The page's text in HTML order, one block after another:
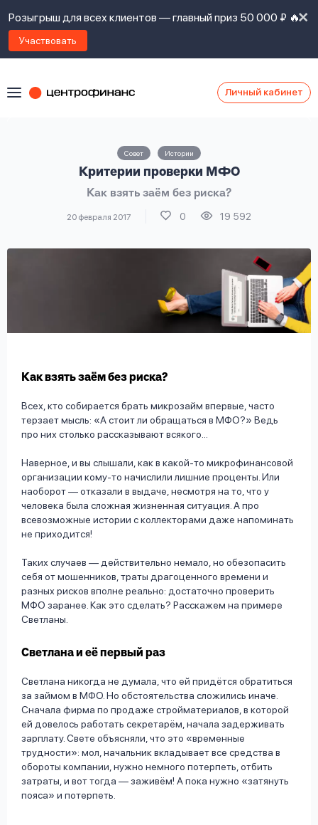
Розыгрыш для всех клиентов — главный приз 50 000 ₽ 🔥
Участвовать
Личный кабинет
Совет Истории
Критерии проверки МФО
Как взять заём без риска?
20 февраля 2017 0 19 592
Как взять заём без риска?
Всех, кто собирается брать микрозайм впервые, часто
терзает мысль: «А стоит ли обращаться в МФО?» Ведь
про них столько рассказывают всякого...
Наверное, и вы слышали, как в какой-то микрофинансовой
организации кому-то начислили лишние проценты. Или
наоборот — отказали в выдаче, несмотря на то, что у
человека была сложная жизненная ситуация. А про
всевозможные истории с коллекторами даже напоминать
не приходится!
Таких случаев — действительно немало, но обезопасить
себя от мошенников, траты драгоценного времени и
разных рисков вполне реально: достаточно проверить
МФО заранее. Как это сделать? Расскажем на примере
Светланы.
Светлана и её первый раз
Светлана никогда не думала, что ей придётся обратиться
за займом в МФО. Но обстоятельства сложились иначе.
Сначала фирма по продаже стройматериалов, в которой
ей довелось работать секретарём, начала задерживать
зарплату. Свете объясняли, что это «временные
трудности»: мол, начальник вкладывает все средства в
обороты компании, нужно немного потерпеть, отбить
затраты, и вот тогда — заживём! А пока нужно «затянуть
пояса» и потерпеть.
Войти под другим номером
вопрос
на
вопросы
правилами
займов ,